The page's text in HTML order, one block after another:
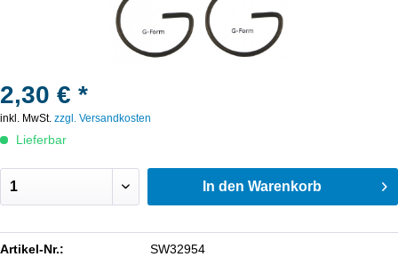
2,30 € *
inkl. MwSt. zzgl. Versandkosten
Lieferbar
In den Warenkorb
Artikel-Nr.: SW32954